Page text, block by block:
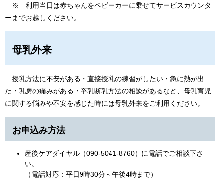
※ 利用当日は赤ちゃんをベビーカーに乗せてサービスカウンタ
ーまでお越しください。
母乳外来
授乳方法に不安がある・直接授乳の練習がしたい・急に熱が出
た・乳房の痛みがある・卒乳断乳方法の相談があるなど、母乳育児
に関する悩みや不安を感じた時には母乳外来をご利用ください。
お申込み方法
産後ケアダイヤル（090-5041-8760）に電話でご相談下さ
い。
（電話対応：平日9時30分～午後4時まで）